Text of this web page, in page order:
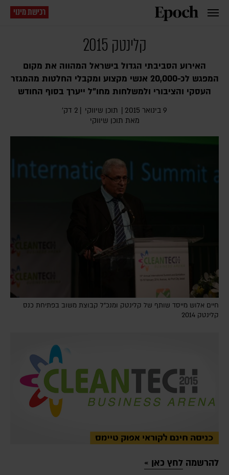
רכישת מינוי
קלינטק 2015
האירוע הסביבתי הגדול בישראל המהווה את מקום
המפגש לכ-20,000 אנשי מקצוע ומקבלי החלטות מהמגזר
העסקי והציבורי ולמשלחות מחו"ל ייערך בסוף החודש
9 בינואר 2015 | תוכן שיווקי | 2 דק׳
מאת תוכן שיווקי
חיים אלוש מייסד שותף של קלינטק ומנכ"ל קבוצת משוב בפתיחת כנס
קלינטק 2014
להרשמה לחץ כאן »